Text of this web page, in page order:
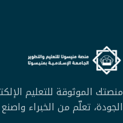
منصتك الموثوقة للتعليم
الجودة، تعلّم من الخبراء